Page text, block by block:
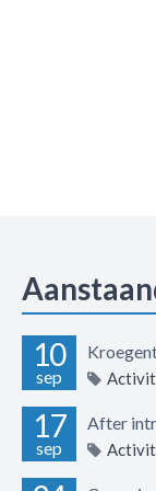
10
sep
17
sep
After